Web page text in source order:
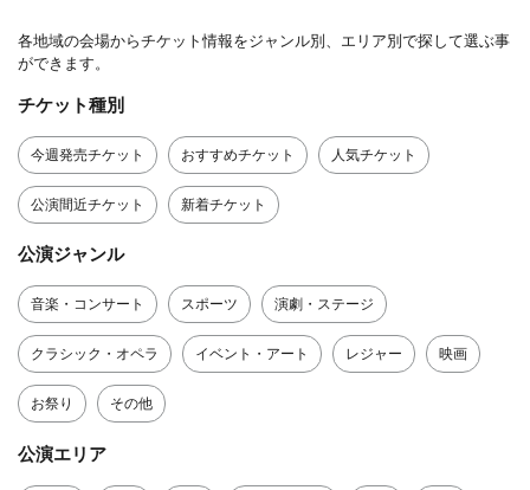
各地域の会場からチケット情報をジャンル別、エリア別で探して選ぶ事
ができます。
チケット種別
今週発売チケット おすすめチケット 人気チケット
公演間近チケット 新着チケット
公演ジャンル
音楽・コンサート スポーツ 演劇・ステージ
クラシック・オペラ イベント・アート レジャー 映画
お祭り その他
公演エリア